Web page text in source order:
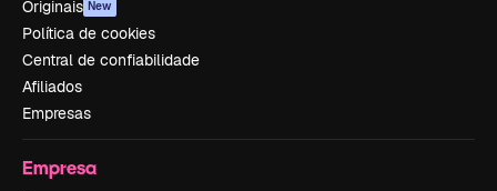
Originais New
Política de cookies
Central de confiabilidade
Afiliados
Empresas
Empresa